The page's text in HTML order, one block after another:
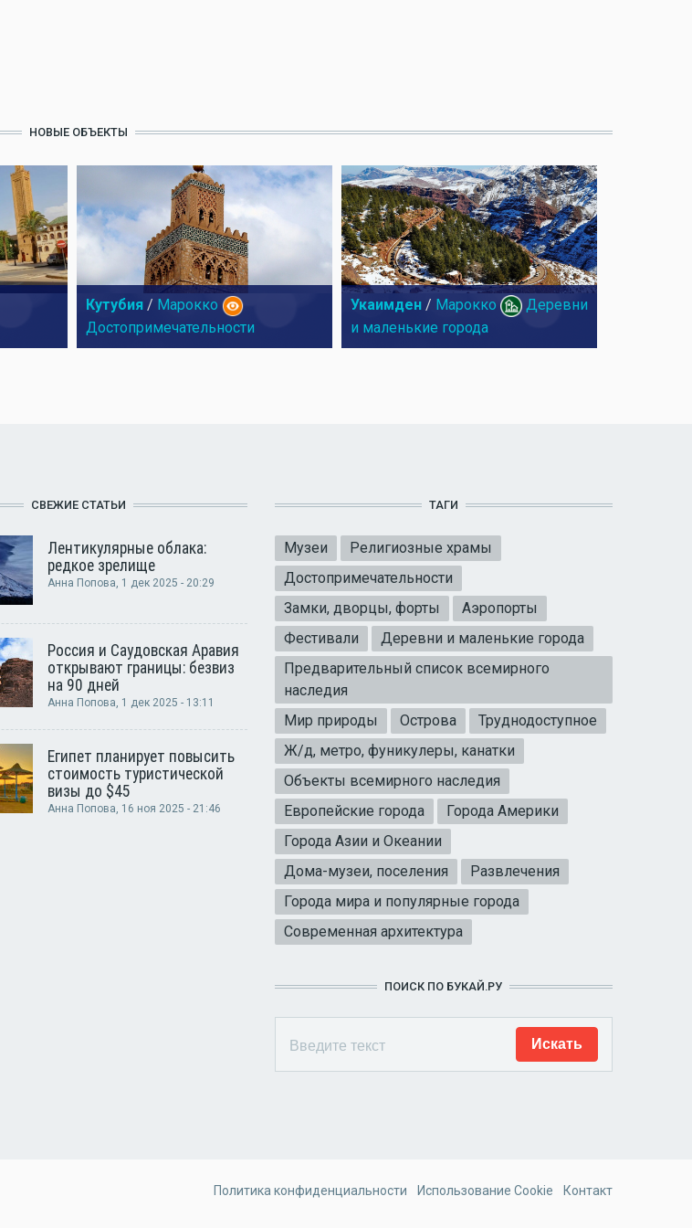
НОВЫЕ ОБЪЕКТЫ
Кутубия / Марокко
Достопримечательности
Укаимден / Марокко
Деревни
и маленькие города
СВЕЖИЕ СТАТЬИ
Лентикулярные облака:
редкое зрелище
Анна Попова, 1 дек 2025 - 20:29
Россия и Саудовская Аравия
открывают границы: безвиз
на 90 дней
Анна Попова, 1 дек 2025 - 13:11
Египет планирует повысить
стоимость туристической
визы до $45
Анна Попова, 16 ноя 2025 - 21:46
ТАГИ
Музеи
Религиозные храмы
Достопримечательности
Замки, дворцы, форты
Аэропорты
Фестивали
Деревни и маленькие города
Предварительный список всемирного
наследия
Мир природы
Острова
Труднодоступное
Ж/д, метро, фуникулеры, канатки
Объекты всемирного наследия
Европейские города
Города Америки
Города Азии и Океании
Дома-музеи, поселения
Развлечения
Города мира и популярные города
Современная архитектура
ПОИСК ПО БУКАЙ.РУ
Политика конфиденциальности Использование Cookie Контакт